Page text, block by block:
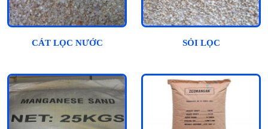
CÁT LỌC NƯỚC SỎI LỌC